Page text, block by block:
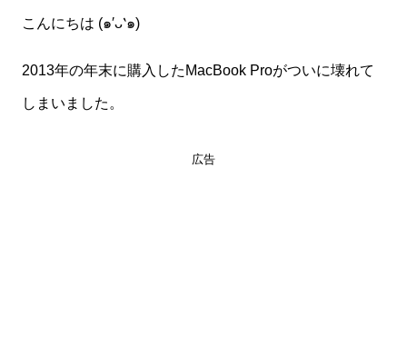
こんにちは (๑′ᴗ‵๑)
2013年の年末に購入したMacBook Proがついに壊れて
しまいました。
広告